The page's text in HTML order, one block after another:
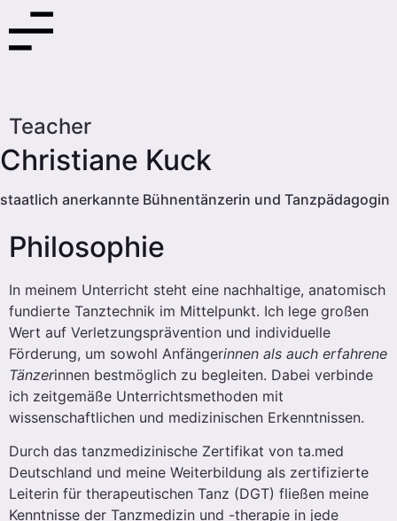
Teacher
Christiane Kuck
staatlich anerkannte Bühnentänzerin und Tanzpädagogin
Philosophie
In meinem Unterricht steht eine nachhaltige, anatomisch
fundierte Tanztechnik im Mittelpunkt. Ich lege großen
Wert auf Verletzungsprävention und individuelle
Förderung, um sowohl Anfängerinnen als auch erfahrene
Tänzerinnen bestmöglich zu begleiten. Dabei verbinde
ich zeitgemäße Unterrichtsmethoden mit
wissenschaftlichen und medizinischen Erkenntnissen.
Durch das tanzmedizinische Zertifikat von ta.med
Deutschland und meine Weiterbildung als zertifizierte
Leiterin für therapeutischen Tanz (DGT) fließen meine
Kenntnisse der Tanzmedizin und -therapie in jede